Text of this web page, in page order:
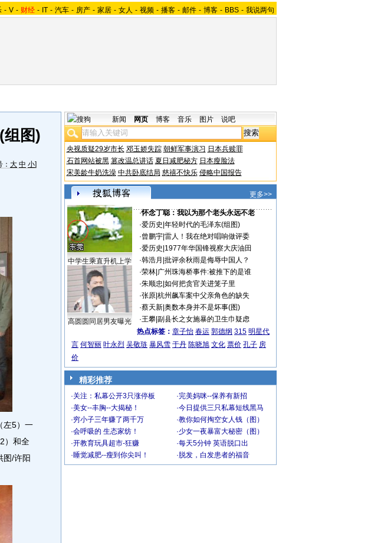
- V - 财经 - IT - 汽车 - 房产 - 家居 - 女人 - 视频 - 播客 - 邮件 - 博客 - BBS - 我说两句
组图)
大 中 小]
左5）一
）和全
图/许阳
新闻 网页 博客 音乐 图片 说吧
央视质疑29岁市长 邓玉娇失踪 朝鲜军事演习 日本兵赎罪
石首网站被黑 篡改温总讲话 夏日减肥秘方 日本瘦脸法
宋美龄牛奶洗澡 中共卧底结局 慈禧不快乐 侵略中国报告
更多>>
中学生乘直升机上学
高圆圆同居男友曝光
·怀念丁聪：我以为那个老头永远不老
·爱历史 年轻时代的毛泽东(组图)
·曾鹏宇| 雷人！我在绝对唱响做评委
·爱历史 1977年华国锋视察大庆油田
·韩浩月 批评余秋雨是侮辱中国人？
·荣林| 广州珠海桥事件:被推下的是谁
·朱顺忠 如何把贪官关进笼子里
·张原| 杭州飙车案中父亲角色的缺失
·蔡天新| 奥数本身并不是坏事(图)
·王攀| 副县长之女施暴的卫生巾疑虑
热点标签： 章子怡 春运 郭德纲 315 明星代
言 何智丽 叶永烈 吴敬琏 暴风雪 于丹 陈晓旭 文化 票价 孔子 房
价
精彩推荐
·关注：私幕公开3只涨停板 ·完美妈咪--保养有新招
·美女--丰胸--大揭秘！ ·今日提供三只私幕短线黑马
·穷小子三年赚了两千万 ·教你如何掏空女人钱（图）
·会呼吸的 生态家纺！ ·少女一夜暴富大秘密（图）
·开教育玩具超市-狂赚 ·每天5分钟 英语脱口出
·睡觉减肥--瘦到你尖叫！ · 脱发，白发患者的福音